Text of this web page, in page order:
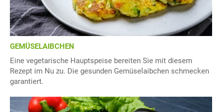
GEMÜSELAIBCHEN
Eine vegetarische Hauptspeise bereiten Sie mit diesem
Rezept im Nu zu. Die gesunden Gemüselaibchen schmecken
garantiert.